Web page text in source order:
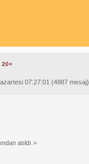
20+
07:27:01 (4887 mesaj)
atıldı >